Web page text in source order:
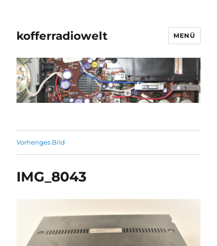
kofferradiowelt MENÜ
Vorheriges Bild
IMG_8043